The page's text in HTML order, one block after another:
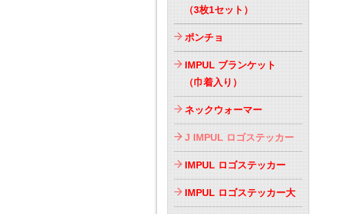
（3枚1セット）
ポンチョ
IMPUL ブランケット
（巾着入り）
ネックウォーマー
J IMPUL ロゴステッカー
IMPUL ロゴステッカー
IMPUL ロゴステッカー大